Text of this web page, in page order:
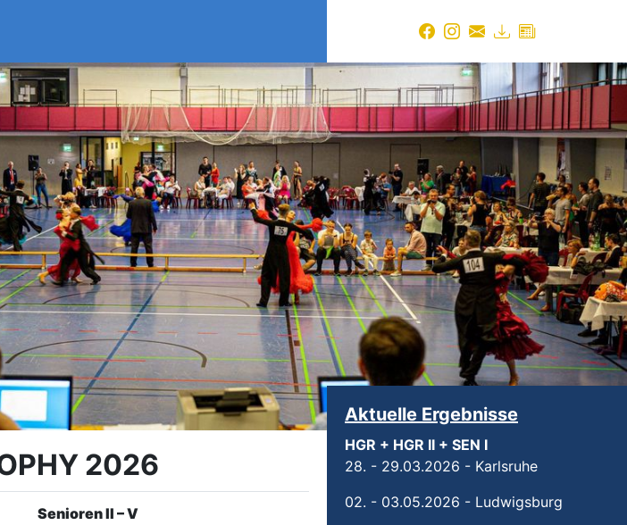
2026
Senioren II – V
Aktuelle Ergebnisse
HGR + HGR II + SEN I
28. - 29.03.2026 - Karlsruhe
02. - 03.05.2026 - Ludwigsburg